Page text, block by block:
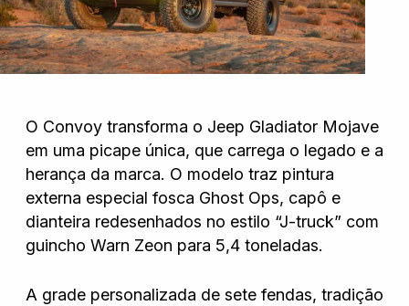
O Convoy transforma o Jeep Gladiator Mojave
em uma picape única, que carrega o legado e a
herança da marca. O modelo traz pintura
externa especial fosca Ghost Ops, capô e
dianteira redesenhados no estilo “J-truck” com
guincho Warn Zeon para 5,4 toneladas.
A grade personalizada de sete fendas, tradição